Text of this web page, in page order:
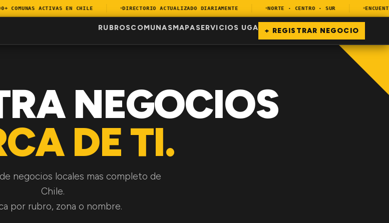
COMUNAS ACTIVAS EN CHILE DIRECTORIO ACTUALIZADO DIARIAMENTE NORTE · CENTRO · SUR
RUBROSCOMUNASMAPASERVICIOS UGA + REGISTRAR NEGOCIO
NEGOCIOS
DE TI.
negocios locales mas completo de
Chile.
por rubro, zona o nombre.